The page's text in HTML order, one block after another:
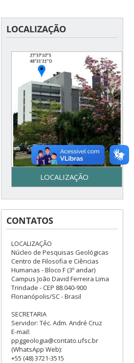
LOCALIZAÇÃO
LOCALIZAÇÃO
Secretaria do Programa de
Pós-Graduação em Geologia
– UFSC - Centro de Filosofia e
Ciências Humanas - Bloco F –
3º piso - Campus Reitor João
David Ferreira Lima - Trindade
– Florianópolis, SC
CONTATOS
LOCALIZAÇÃO
Núcleo de Pesquisas Geológicas
Centro de Filosofia e Ciências
Humanas - Bloco F (3º andar)
Campus João David Ferreira Lima
Trindade - CEP 88.040-900
Florianópolis/SC - Brasil
SECRETARIA
Servidor: Téc. Adm. André Cruz
E-mail:
ppggeologia@contato.ufsc.br
(WhatsApp Web):
+55 (48) 3721-3515